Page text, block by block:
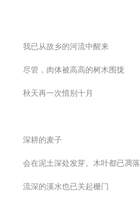
我已从故乡的河流中醒来
尽管，肉体被高高的树木围拢
秋天再一次惜别十月
深耕的麦子
会在泥土深处发芽。木叶都已凋落
流深的溪水也已关起栅门